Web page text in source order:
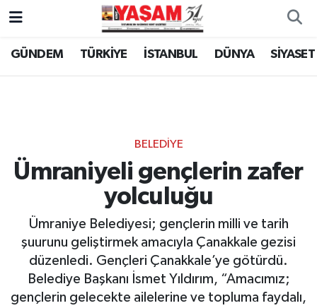
GÜNDEM TÜRKİYE İSTANBUL DÜNYA SİYASET
BELEDİYE
Ümraniyeli gençlerin zafer
yolculuğu
Ümraniye Belediyesi; gençlerin milli ve tarih
şuurunu geliştirmek amacıyla Çanakkale gezisi
düzenledi. Gençleri Çanakkale’ye götürdü.
Belediye Başkanı İsmet Yıldırım, “Amacımız;
gençlerin gelecekte ailelerine ve topluma faydalı,